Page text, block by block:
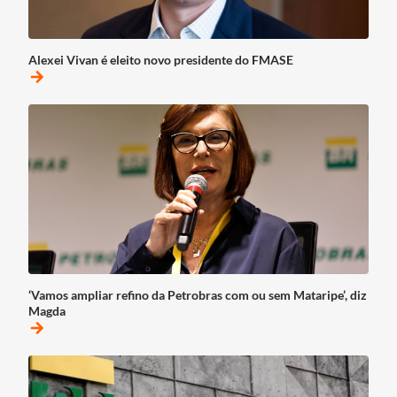
Alexei Vivan é eleito novo presidente do FMASE
arrow_forward
‘Vamos ampliar refino da Petrobras com ou sem Mataripe’, diz
Magda
arrow_forward